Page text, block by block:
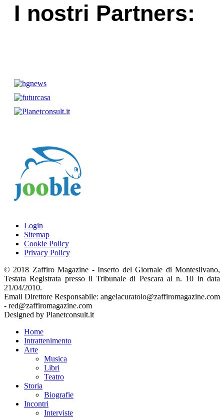
I nostri Partners:
Login
Sitemap
Cookie Policy
Privacy Policy
© 2018 Zaffiro Magazine - Inserto del Giornale di Montesilvano,
Testata Registrata presso il Tribunale di Pescara al n. 10 in data
21/04/2010.
Email Direttore Responsabile: angelacuratolo@zaffiromagazine.com
- red@zaffiromagazine.com
Designed by Planetconsult.it
Home
Intrattenimento
Arte
Musica
Libri
Teatro
Storia
Biografie
Incontri
Interviste